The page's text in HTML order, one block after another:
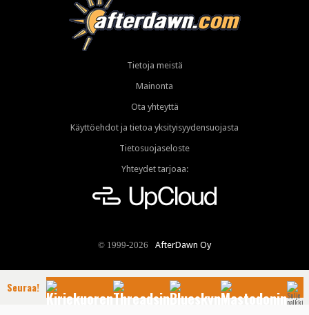
Tietoja meistä
Mainonta
Ota yhteyttä
Käyttöehdot ja tietoa yksityisyydensuojasta
Tietosuojaseloste
Yhteydet tarjoaa:
© 1999-2026 AfterDawn Oy
Seuraa!